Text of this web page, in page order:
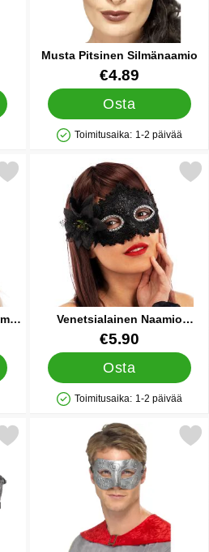
Musta Pitsinen Silmänaamio
Tuote.nro 16148
€4.89
Osta
Saatavuus: Varastossa
Toimitusaika: 1-2 päivää
Kultaisilla Yksityiskohdilla
Venetsialainen Naamio
Damasti Musta
Tuote.nro 39971
€5.90
Osta
Saatavuus: Varastossa
Toimitusaika: 1-2 päivää
Merkitse venetsialainen
suosikiksi
Merkitse colombina Hopea